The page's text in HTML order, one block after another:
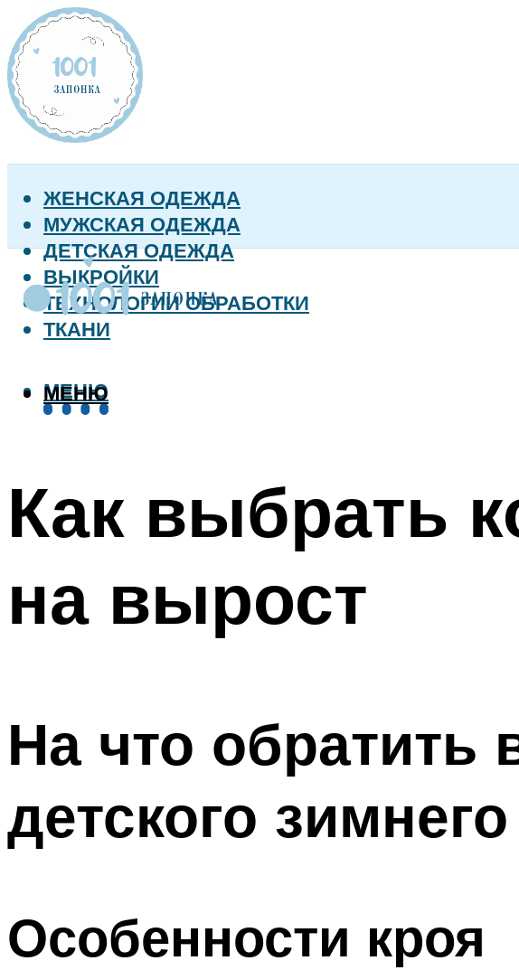
ЖЕНСКАЯ ОДЕЖДА
МУЖСКАЯ ОДЕЖДА
ДЕТСКАЯ ОДЕЖДА
ВЫКРОЙКИ
ТЕХНОЛОГИИ ОБРАБОТКИ
ТКАНИ
МЕНЮ
МЕНЮ
Как выбрать
на вырост
На что обратить
детского
Особенности кроя